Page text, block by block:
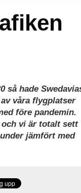
så hade
våra flygplatser
före pandemin.
och vi är totalt sett
jämfört med